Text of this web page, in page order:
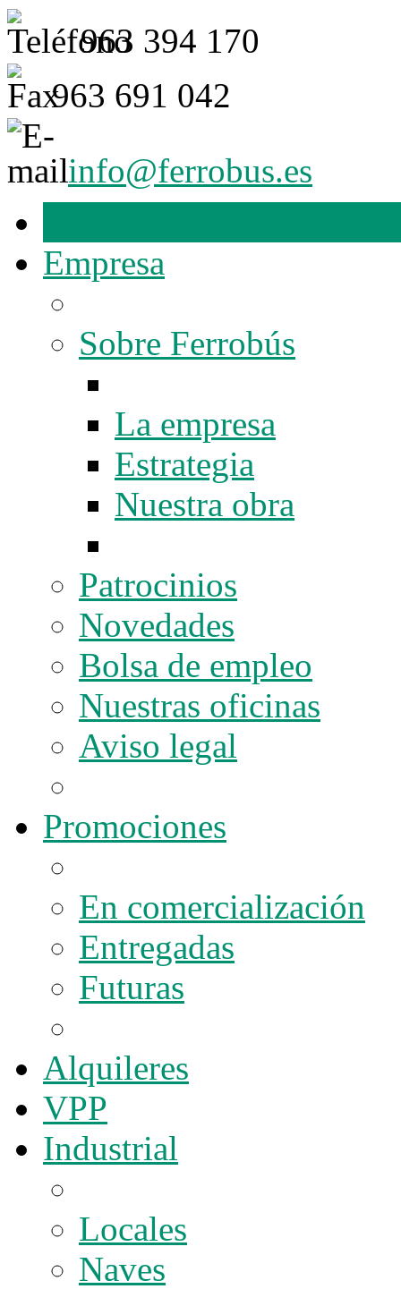
963 394 170
963 691 042
info@ferrobus.es
Empresa
Sobre Ferrobús
La empresa
Estrategia
Nuestra obra
Patrocinios
Novedades
Bolsa de empleo
Nuestras oficinas
Aviso legal
Promociones
En comercialización
Entregadas
Futuras
Alquileres
VPP
Industrial
Locales
Naves